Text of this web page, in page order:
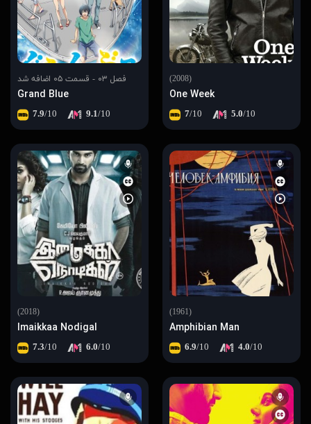
(2008)
One Week
7/10 5.0/10
فصل ۰۳ - قسمت ۰۵ اضافه شد
Grand Blue
7.9/10 9.1/10
(1961)
Amphibian Man
6.9/10 4.0/10
(2018)
Imaikkaa Nodigal
7.3/10 6.0/10